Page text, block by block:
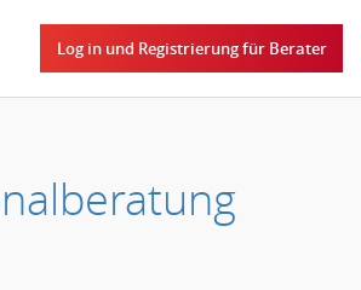
Log in und Registrierung für Berater